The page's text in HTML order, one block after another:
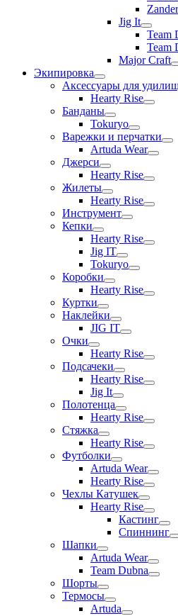
Jig It
Team
Team
Major Craft
Экипировка
Аксессуары для
Hearty Rise
Банданы
Tokuryo
Варежки и перчатки
Artuda Wear
Джерси
Hearty Rise
Жилеты
Hearty Rise
Инструмент
Кепки
Hearty Rise
Jig IT
Tokuryo
Коробки
Hearty Rise
Куртки
Наклейки
JIG IT
Очки
Hearty Rise
Подсачеки
Hearty Rise
Jig It
Полотенца
Hearty Rise
Стяжка
Hearty Rise
Футболки
Artuda Wear
Hearty Rise
Чехлы Катушек
Hearty Rise
Кастинг
Спиннинг
Шапки
Artuda Wear
Team Dubna
Шорты
Термосы
Artuda